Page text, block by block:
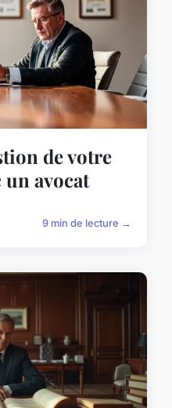
de votre
avocat
9 min de lecture →